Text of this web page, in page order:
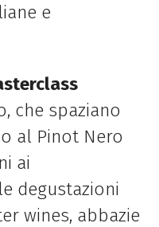
e
che spaziano
al Pinot Nero
ai
degustazioni
wines, abbazie